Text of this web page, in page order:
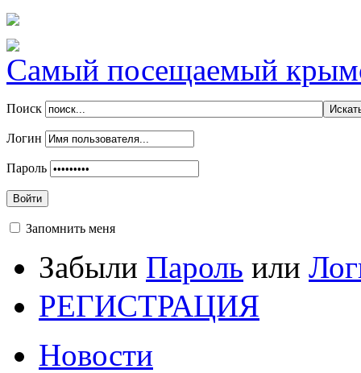
Самый посещаемый
Поиск
Логин
Пароль
Войти
Запомнить меня
Забыли Пароль или
РЕГИСТРАЦИЯ
Новости